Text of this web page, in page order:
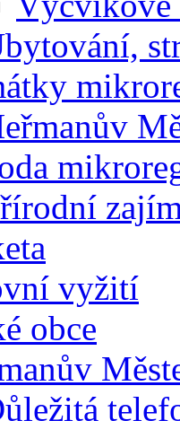
vyžití
obce